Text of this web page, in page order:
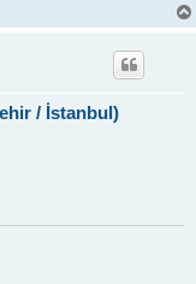
/ İstanbul)